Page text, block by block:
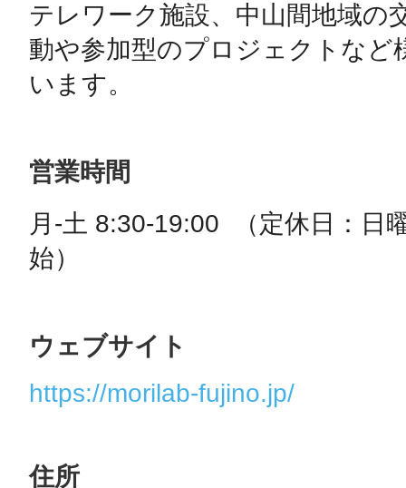
テレワーク施設、中山間地域の
動や参加型のプロジェクトなど
います。
営業時間
月-土 8:30-19:00  （定休日：日
始）
ウェブサイト
https://morilab-fujino.jp/
住所